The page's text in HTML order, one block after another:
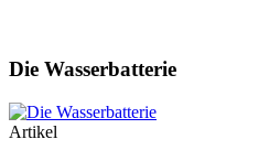
Die Wasserbatterie
Artikel